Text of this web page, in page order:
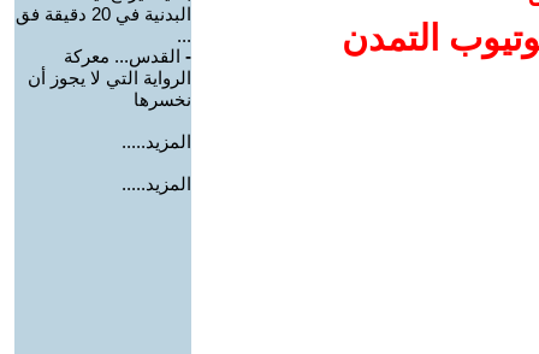
التمدن
البدنية في 20 دقيقة فق
...
- القدس... معركة
الرواية التي لا يجوز أن
نخسرها
المزيد.....
المزيد.....